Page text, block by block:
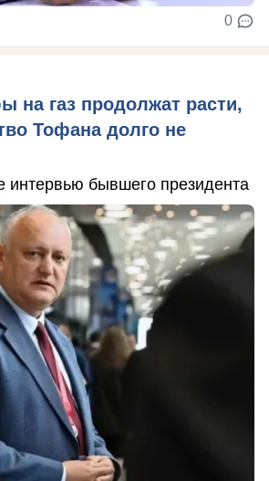
0
на газ продолжат расти,
Тофана долго не
интервью бывшего президента